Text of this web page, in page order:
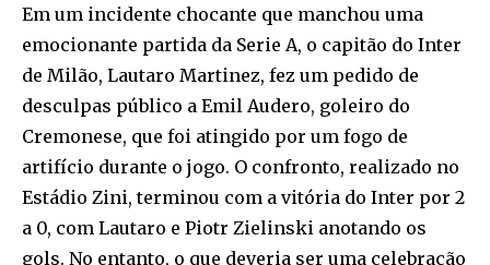
Em um incidente chocante que manchou uma
emocionante partida da Serie A, o capitão do Inter
de Milão, Lautaro Martinez, fez um pedido de
desculpas público a Emil Audero, goleiro do
Cremonese, que foi atingido por um fogo de
artifício durante o jogo. O confronto, realizado no
Estádio Zini, terminou com a vitória do Inter por 2
a 0, com Lautaro e Piotr Zielinski anotando os
gols. No entanto, o que deveria ser uma celebração